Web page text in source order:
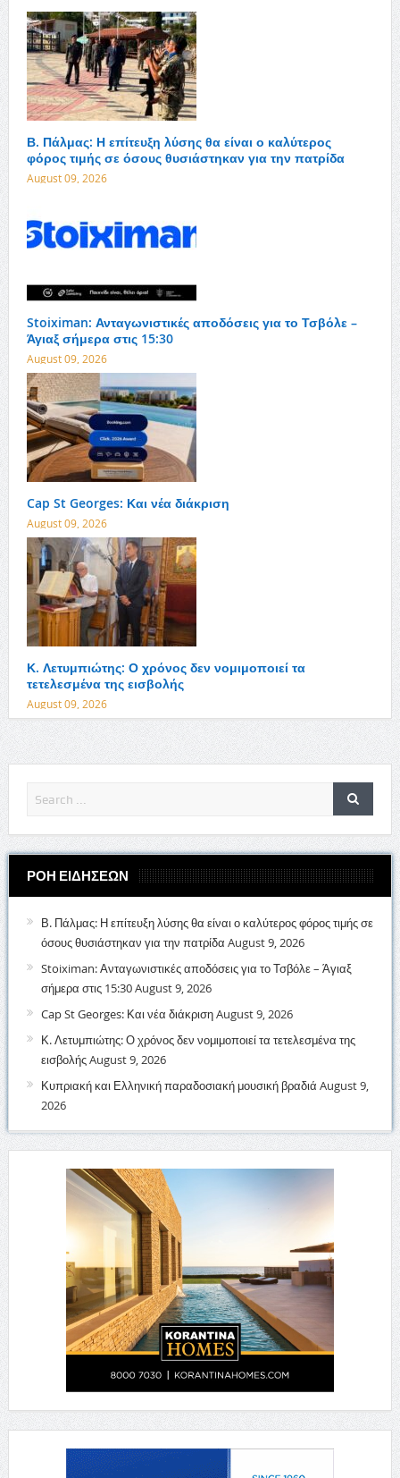
Β. Πάλμας: Η επίτευξη λύσης θα είναι ο καλύτερος
φόρος τιμής σε όσους θυσιάστηκαν για την πατρίδα
August 09, 2026
Stoiximan: Ανταγωνιστικές αποδόσεις για το Τσβόλε –
Άγιαξ σήμερα στις 15:30
August 09, 2026
Cap St Georges: Και νέα διάκριση
August 09, 2026
Κ. Λετυμπιώτης: Ο χρόνος δεν νομιμοποιεί τα
τετελεσμένα της εισβολής
August 09, 2026
ΡΟΗ ΕΙΔΗΣΕΩΝ
Β. Πάλμας: Η επίτευξη λύσης θα είναι ο καλύτερος φόρος τιμής σε
όσους θυσιάστηκαν για την πατρίδα August 9, 2026
Stoiximan: Ανταγωνιστικές αποδόσεις για το Τσβόλε – Άγιαξ
σήμερα στις 15:30August 9, 2026
Cap St Georges: Και νέα διάκρισηAugust 9, 2026
Κ. Λετυμπιώτης: Ο χρόνος δεν νομιμοποιεί τα τετελεσμένα της
εισβολήςAugust 9, 2026
Κυπριακή και Ελληνική παραδοσιακή μουσική βραδιά August 9,
2026